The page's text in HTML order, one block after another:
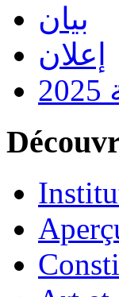
بيان
إعلان